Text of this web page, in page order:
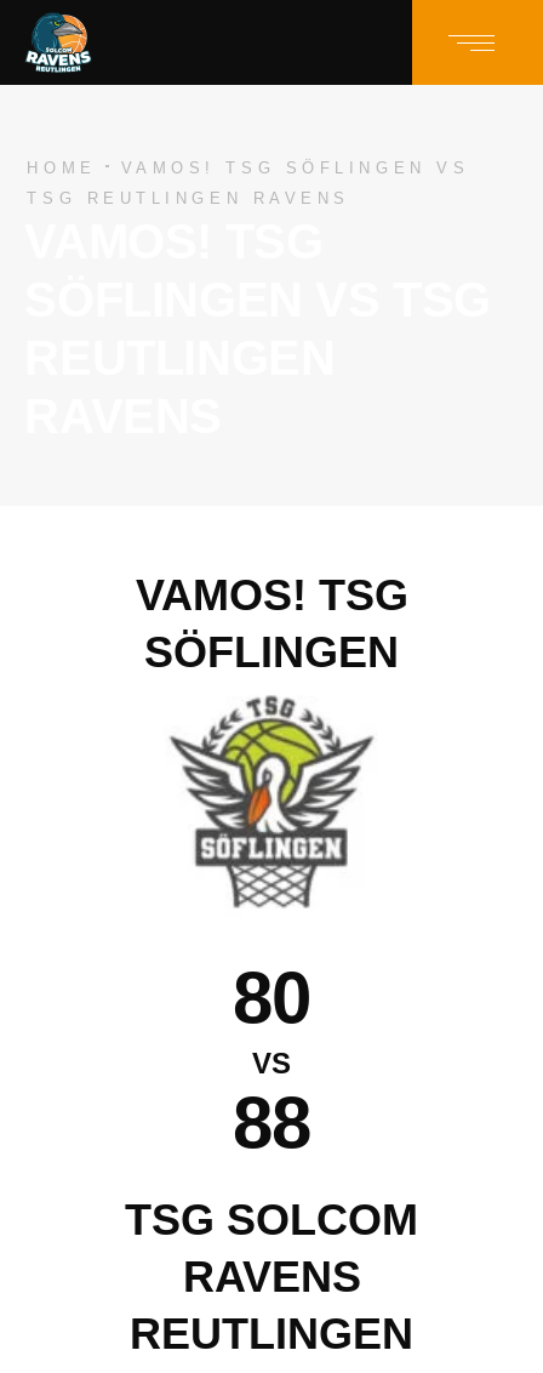
HOME
VAMOS! TSG SÖFLINGEN VS
TSG REUTLINGEN RAVENS
VAMOS! TSG
SÖFLINGEN
80
VS
88
TSG SOLCOM
RAVENS
REUTLINGEN